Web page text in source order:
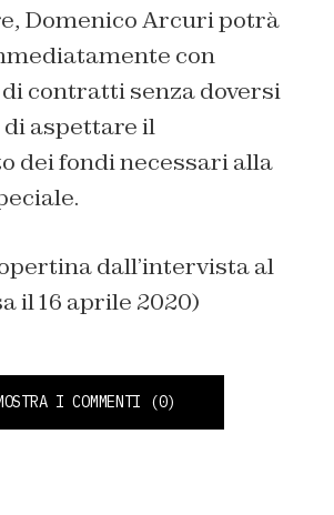
Domenico Arcuri potrà
con
contratti senza doversi
aspettare il
dei fondi necessari alla
dall’intervista al
il 16 aprile 2020)
I COMMENTI (0)